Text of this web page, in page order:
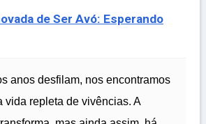
de Ser Avó: Esperando
anos desfilam, nos encontramos
vida repleta de vivências. A